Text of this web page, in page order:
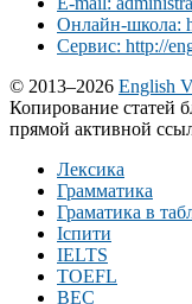
Онлайн-школа:
Сервис: http://
© 2013–2026 English
Копирование статей
прямой активной
Лексика
Грамматика
Граматика в
Іспити
IELTS
TOEFL
BEC